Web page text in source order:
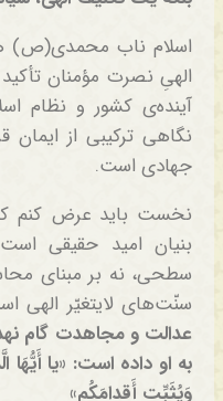
اسلام ناب محمدی(ص)
الهیِ نصرت مؤمنان
آینده‌ی کشور و نظام
نگاهی ترکیبی از
جهادی است.
نخست باید عرض کنم
بنیان امید حقیقی
سطحی، نه بر مبنای
سنّت‌های لایتغیّر الهی
عدالت و مجاهدت گام
به او داده است: «یا أَیُّهَا
وَیُثَبِّت أَقدامَکُم»